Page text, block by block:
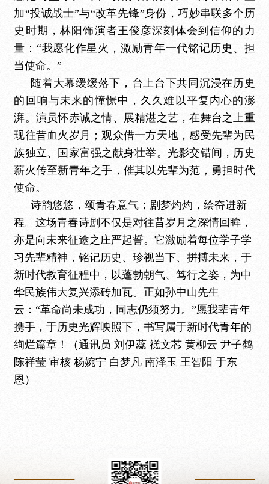
加“投诚战士”与“改革先锋”身份，巧妙串联多个历
史时期，林阳饰演者王俊彦深刻体会到信仰的力
量：“我愿化作星火，激励青年一代铭记历史、担
当使命。”
随着大幕缓缓落下，台上台下共同沉浸在历史
的回响与未来的憧憬中 ，久久难以平复内心的澎
湃。 演员怀赤诚之情、展精湛之艺，在舞台之上重
现往昔血火岁月；观众借一方天地，感受先辈为民
族独立、国家富强之献身壮举。光影交错间，历史
薪火传至新青年之手，催其以先辈为范，勇担时代
使命。
诗韵悠悠，颂青春意气；剧梦灼灼，绘奋进新
程。这场青春诗剧不仅是对往昔岁月之深情回眸，
亦是向未来征途之庄严起誓。它激励着每位学子学
习先辈精神，铭记历史、珍视当下、拼搏未来，于
新时代教育征程中，以蓬勃朝气、笃行之姿，为中
华民族伟大复兴添砖加瓦。正如孙中山先生
云：“革命尚未成功，同志仍须努力。”愿我辈青年
携手，于历史光辉映照下，书写属于新时代青年的
绚烂篇章！（通讯员 刘伊蕊 禚文芯 黄柳云 尹子鹤
陈祥莹 审核 杨婉宁 白梦凡 南泽玉 王智阳 于东
恩 ）